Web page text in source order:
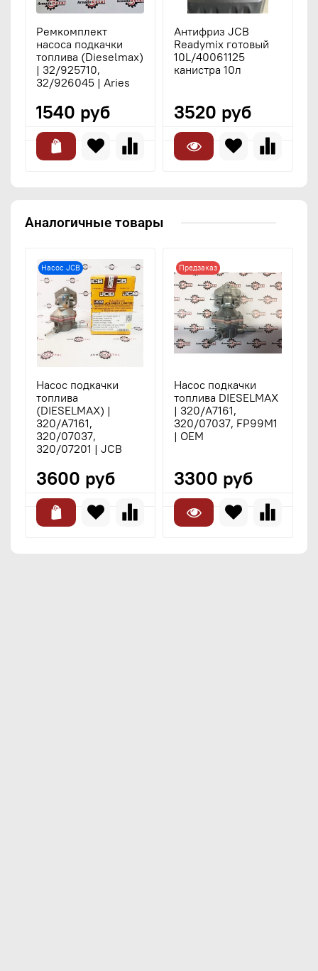
Ремкомплект
насоса подкачки
топлива (Dieselmax)
| 32/925710,
32/926045 | Aries
1540 руб
Антифриз JCB
Readymix готовый
10L/40061125
канистра 10л
3520 руб
Аналогичные товары
Насос JCB
Насос подкачки
топлива
(DIESELMAX) |
320/A7161,
320/07037,
320/07201 | JCB
3600 руб
Предзаказ
Насос подкачки
топлива DIESELMAX
| 320/A7161,
320/07037, FP99M1
| OEM
3300 руб